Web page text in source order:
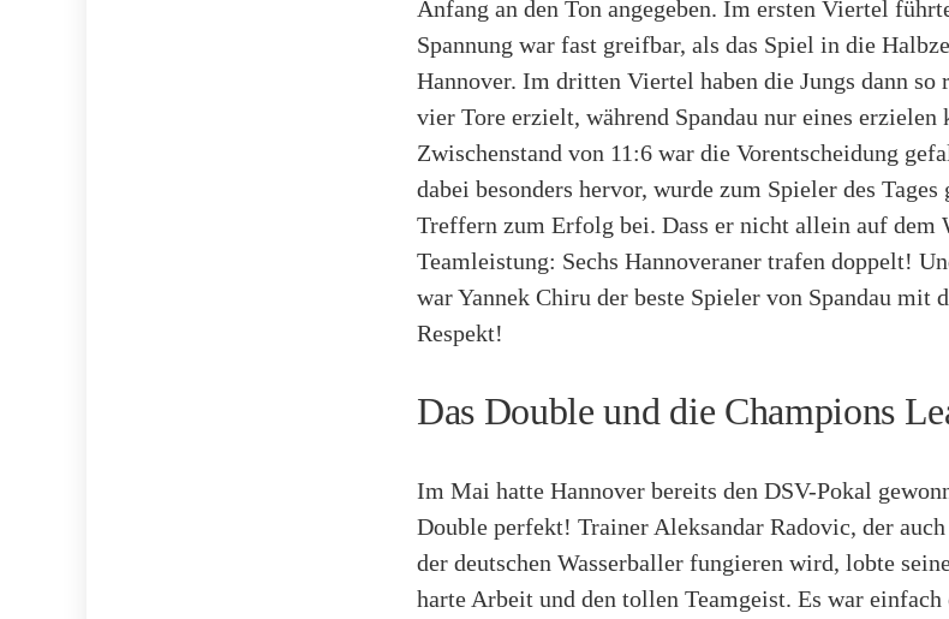
Anfang an den Ton angegeben. Im ersten Viertel
Spannung war fast greifbar, als das Spiel in die
Hannover. Im dritten Viertel haben die Jungs dann so
vier Tore erzielt, während Spandau nur eines
Zwischenstand von 11:6 war die Vorentscheidung
dabei besonders hervor, wurde zum Spieler des
Treffern zum Erfolg bei. Dass er nicht allein auf dem
Teamleistung: Sechs Hannoveraner trafen doppelt!
war Yannek Chiru der beste Spieler von Spandau mit
Respekt!
Das Double und die Champions
Im Mai hatte Hannover bereits den DSV-Pokal
Double perfekt! Trainer Aleksandar Radovic, der
der deutschen Wasserballer fungieren wird, lobte
harte Arbeit und den tollen Teamgeist. Es war einfach